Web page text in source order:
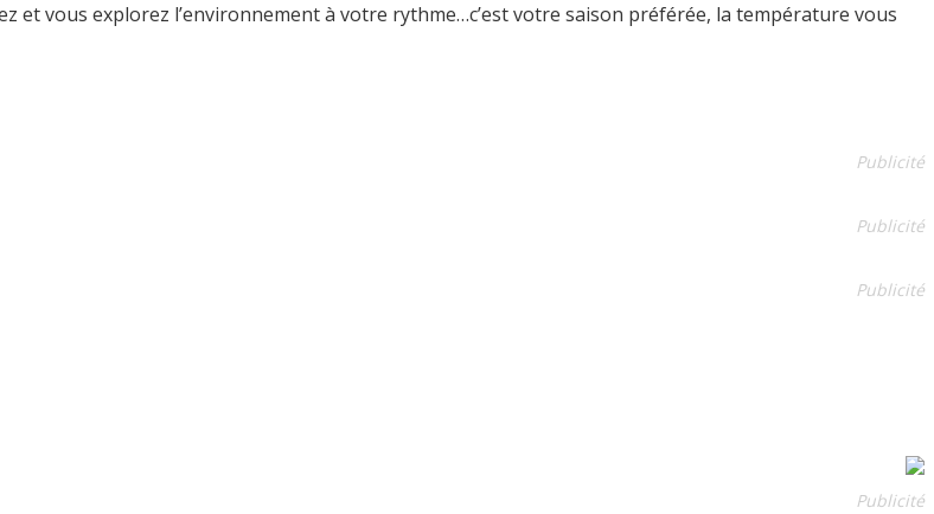
et vous explorez l’environnement à votre rythme…c’est votre saison préférée, la température vous
Publicité
Publicité
Publicité
Publicité